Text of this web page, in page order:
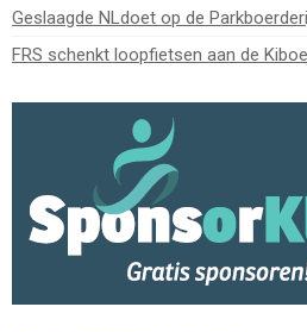
Geslaagde NLdoet op de
FRS schenkt loopfietsen aan de